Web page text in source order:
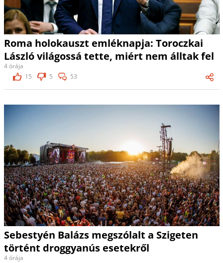
Roma holokauszt emléknapja: Toroczkai
László világossá tette, miért nem álltak fel
4 órája
15
5 53
Sebestyén Balázs megszólalt a Szigeten
történt droggyanús esetekről
4 órája